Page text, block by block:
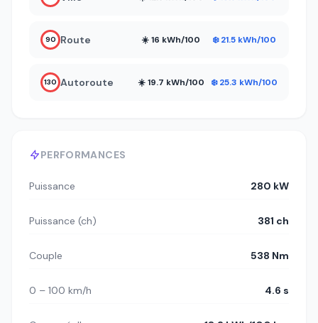
PERFORMANCES
Puissance 280 kW
Puissance (ch) 381 ch
Couple 538 Nm
0 – 100 km/h 4.6 s
90 Route ☀️ 16 kWh/100 ❄️ 21.5 kWh/100
130 Autoroute ☀️ 19.7 kWh/100 ❄️ 25.3 kWh/100